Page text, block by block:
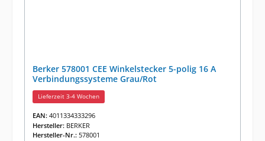
Berker 578001 CEE Winkelstecker 5-polig 16 A
Verbindungssysteme Grau/Rot
Lieferzeit 3-4 Wochen
EAN: 4011334333296
Hersteller: BERKER
Hersteller-Nr.: 578001